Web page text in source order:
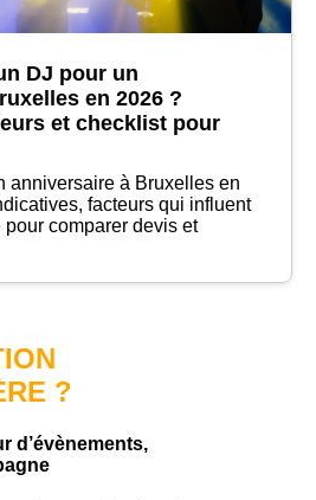
DJ pour un
en 2026 ?
et checklist pour
anniversaire à Bruxelles en
facteurs qui influent
comparer devis et
?
d’évènements,